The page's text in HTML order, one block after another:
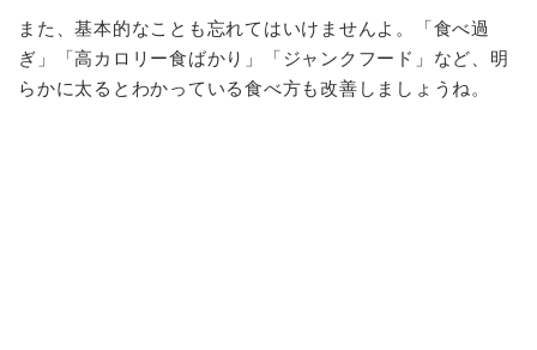
また、基本的なことも忘れてはいけませんよ。「食べ過
ぎ」「高カロリー食ばかり」「ジャンクフード」など、明
らかに太るとわかっている食べ方も改善しましょうね。